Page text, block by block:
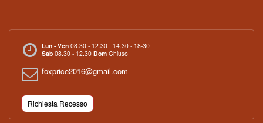
Lun - Ven 08.30 - 12.30 | 14.30 - 18-30
Sab 08.30 - 12.30 Dom Chiuso
foxprice2016@gmail.com
Richiesta Recesso